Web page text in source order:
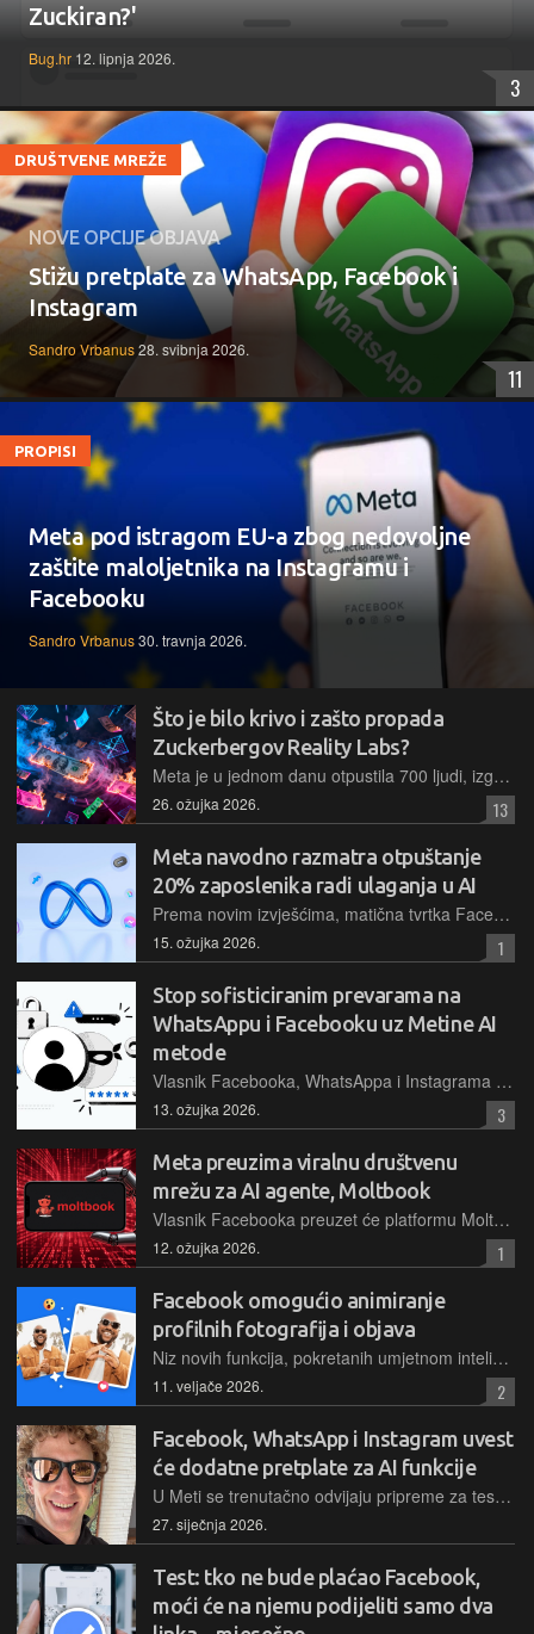
Zuckiran?'
Bug.hr 12. lipnja 2026.
3
DRUŠTVENE MREŽE
NOVE OPCIJE OBJAVA
Stižu pretplate za WhatsApp, Facebook i
Instagram
Sandro Vrbanus28. svibnja 2026.
11
PROPISI
Meta pod istragom EU-a zbog nedovoljne
zaštite maloljetnika na Instagramu i
Facebooku
Sandro Vrbanus30. travnja 2026.
Što je bilo krivo i zašto propada
Zuckerbergov Reality Labs?
Meta je u jednom danu otpustila 700 ljudi, izgubila sudski spor zbog Instagrama i najavila menadžerima dioničke opcije vrijedne milijardu dolara. U metaverzumu bi sve ovo izgledalo kao fikcija. Nažalost, nije!
26. ožujka 2026. 13
Meta navodno razmatra otpuštanje
20% zaposlenika radi ulaganja u AI
Prema novim izvješćima, matična tvrtka Facebooka mogla bi otpustiti više od 15.000 ljudi kako bi kompenzirala agresivnu potrošnju na AI infrastrukturu. Kompanija je izvješća nazvala špekulativnima
15. ožujka 2026. 1
Stop sofisticiranim prevarama na
WhatsAppu i Facebooku uz Metine AI
metode
Vlasnik Facebooka, WhatsAppa i Instagrama uvodi automatizirana upozorenja za povezivanje uređaja i sumnjive zahtjeve za prijateljstvo, kako bi zaštitio svoje brojne korisnike od prevara
13. ožujka 2026. 3
Meta preuzima viralnu društvenu
mrežu za AI agente, Moltbook
Vlasnik Facebooka preuzet će platformu Moltbook te integrirati njezin tim u svoj strateški odjel za razvoj superinteligencije, a sve s ciljem ubrzanja evolucije autonomnih digitalnih pomoćnika
12. ožujka 2026. 1
Facebook omogućio animiranje
profilnih fotografija i objava
Niz novih funkcija, pokretanih umjetnom inteligencijom MetaAI, korisnicima omogućuju animiranje profilnih slika, redizajniranje Storiesa i stvaranje dinamičnih pozadina za tekstualne objave
11. veljače 2026. 2
Facebook, WhatsApp i Instagram uvest
će dodatne pretplate za AI funkcije
U Meti se trenutačno odvijaju pripreme za testiranje novih pretplata za korisnike njihovih društvenih mreža, a kao mogući benefiti tih opcija spominju se integracije alata za AI generiranje videa i AI agenti
27. siječnja 2026.
Test: tko ne bude plaćao Facebook,
moći će na njemu podijeliti samo dva